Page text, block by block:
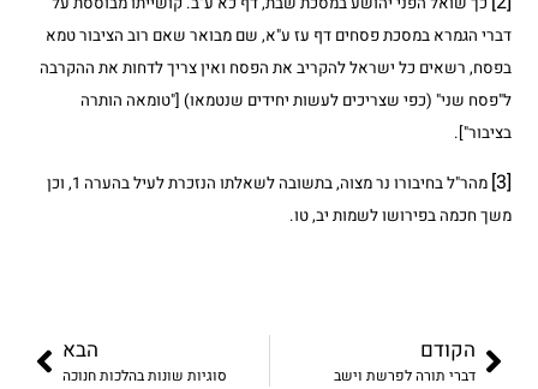
דברי הגמרא במסכת פסחים דף עז ע"א, שם מבואר שאם רוב הציבור טמא
בפסח, רשאים כל ישראל להקריב את הפסח ואין צריך לדחות את ההקרבה
ל"פסח שני" (כפי שצריכים לעשות יחידים שנטמאו) ["טומאה הותרה
בציבור"].
[3]
מהר"ל בחיבורו נר מצוה, בתשובה לשאלתו הנזכרת לעיל בהערה 1, וכן
משך חכמה בפירושו לשמות יב, טו.
הקודם
דברי תורה לפרשת וישב
הבא
סוגיות שונות בהלכות חנוכה